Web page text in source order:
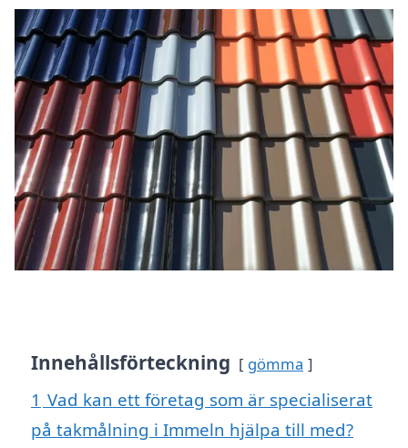
Innehållsförteckning gömma
1 Vad kan ett företag som är specialiserat
på takmålning i Immeln hjälpa till med?